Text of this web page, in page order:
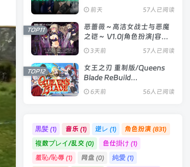
汉化版
前天 57人已阅读
恶蔷薇～高洁女战士与恶魔
之铠～ V1.0|角色扮演|容量
1.5GB|官方中文版
3天前 57人已阅读
TOP11
女王之刃 重制版/Queens
Blade ReBuild
Build.24329851|策略卡牌|
容量1.7GB|官方中文版
6天前 56人已阅读
TOP12
黒髪 (1) 音乐 (1) 逆レ (1) 角色扮演 (831)
複数プレイ/乱交 (0) 色仕掛け (1)
羞恥/恥辱 (1) 网盘 (0) 純愛(1)